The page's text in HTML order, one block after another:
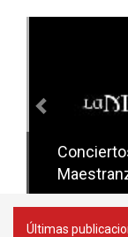
Sevilla
Últimas